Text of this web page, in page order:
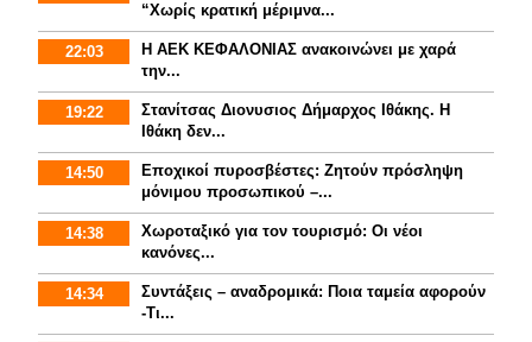
“Χωρίς κρατική μέριμνα...
22:03
Η ΑΕΚ ΚΕΦΑΛΟΝΙΑΣ ανακοινώνει με χαρά
την...
19:22
Στανίτσας Διονυσιος Δήμαρχος Ιθάκης. Η
Ιθάκη δεν...
14:50
Εποχικοί πυροσβέστες: Ζητούν πρόσληψη
μόνιμου προσωπικού –...
14:38
Χωροταξικό για τον τουρισμό: Οι νέοι
κανόνες...
14:34
Συντάξεις – αναδρομικά: Ποια ταμεία αφορούν
-Τι...